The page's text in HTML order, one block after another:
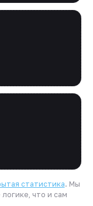
статистика. Мы
что и сам